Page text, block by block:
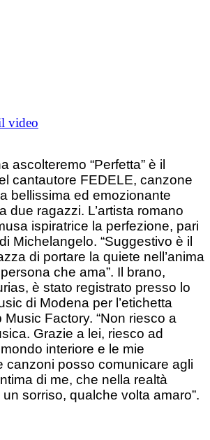
video
ascolteremo “Perfetta” è il
cantautore FEDELE, canzone
bellissima ed emozionante
due ragazzi. L’artista romano
ispiratrice la perfezione, pari
Michelangelo. “Suggestivo è il
di portare la quiete nell’anima
che ama”. Il brano,
è stato registrato presso lo
di Modena per l’etichetta
Factory. “Non riesco a
Grazie a lei, riesco ad
interiore e le mie
canzoni posso comunicare agli
di me, che nella realtà
sorriso, qualche volta amaro”.